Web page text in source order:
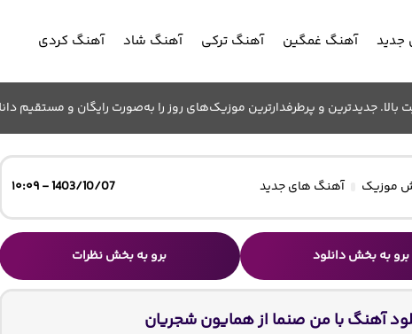
جدید آهنگ غمگین آهنگ ترکی آهنگ شاد آهنگ کردی
جدیدترین و پرطرفدارترین موزیک‌های روز را به‌صورت رایگان و مستقیم
موزیک آهنگ های جدید 1403/10/07 - ۱۰:۰۹
برو به بخش دانلود برو به بخش نظرات
آهنگ با من صنما از همایون شجریان